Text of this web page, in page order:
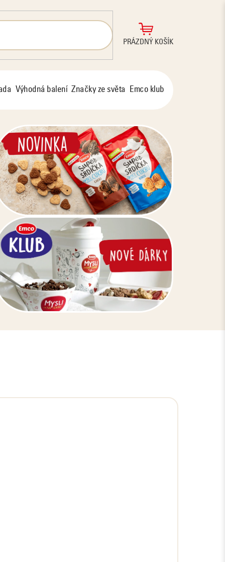
NÁKUPNÍ
PRÁZDNÝ KOŠÍK
Výhodná balení Značky ze světa Emco klub